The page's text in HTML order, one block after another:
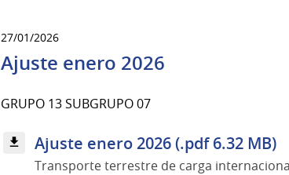
27/01/2026
Ajuste enero 2026
GRUPO 13 SUBGRUPO 07
Ajuste enero 2026 (.pdf 6.32 MB)
Transporte terrestre de carga